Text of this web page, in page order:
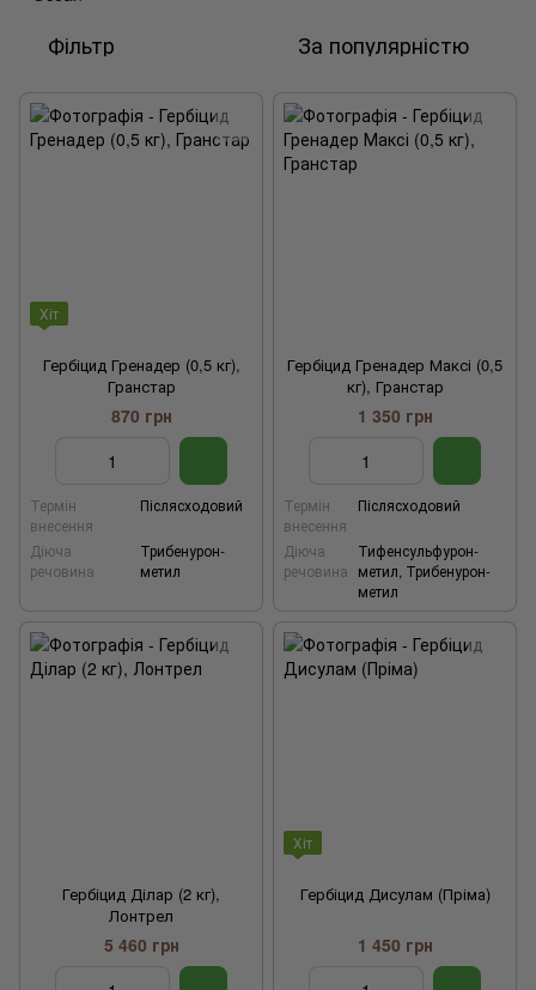
Фільтр За популярністю
Хіт
Гербіцид Гренадер (0,5 кг),
Гранстар
870 грн
Термін
внесення
Післясходовий
Діюча
речовина
Трибенурон-
метил
Гербіцид Гренадер Максі (0,5
кг), Гранстар
1 350 грн
Термін
внесення
Післясходовий
Діюча
речовина
Тифенсульфурон-
метил, Трибенурон-
метил
Гербіцид Ділар (2 кг),
Лонтрел
5 460 грн
Хіт
Гербіцид Дисулам (Пріма)
1 450 грн